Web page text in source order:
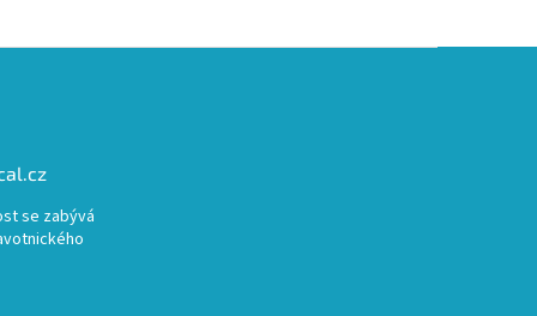
se zabývá